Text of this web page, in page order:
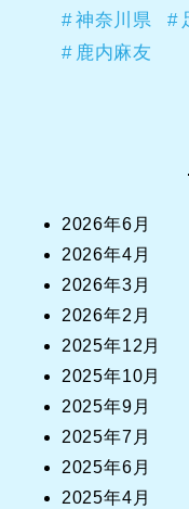
神奈川県
鹿内麻友
2026年6月
2026年4月
2026年3月
2026年2月
2025年12月
2025年10月
2025年9月
2025年7月
2025年6月
2025年4月